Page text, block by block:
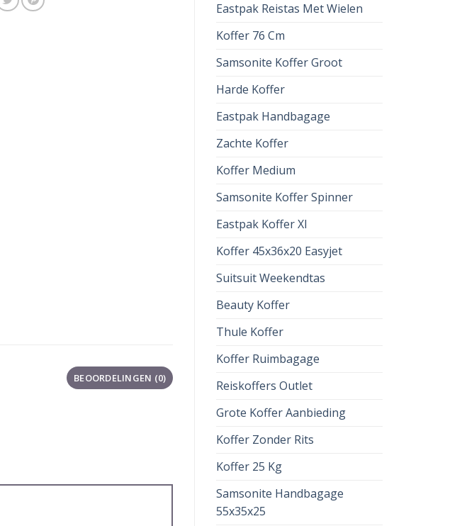
Eastpak Reistas Met Wielen
Koffer 76 Cm
Samsonite Koffer Groot
Harde Koffer
Eastpak Handbagage
Zachte Koffer
Koffer Medium
Samsonite Koffer Spinner
Eastpak Koffer Xl
Koffer 45x36x20 Easyjet
Suitsuit Weekendtas
Beauty Koffer
Thule Koffer
Koffer Ruimbagage
Reiskoffers Outlet
Grote Koffer Aanbieding
Koffer Zonder Rits
Koffer 25 Kg
Samsonite Handbagage
55x35x25
BEOORDELINGEN (0)